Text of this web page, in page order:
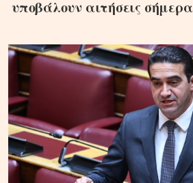
υποβάλουν αιτήσεις σήμερα